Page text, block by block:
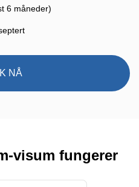
6 måneder)
NÅ
visum fungerer